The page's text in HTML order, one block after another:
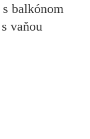
balkónom
s vaňou